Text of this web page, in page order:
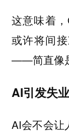
这意味着
或许将间
——简直像
AI引发失
AI会不会让